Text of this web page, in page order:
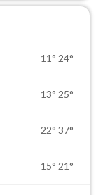
11° 24°
13° 25°
22° 37°
15° 21°